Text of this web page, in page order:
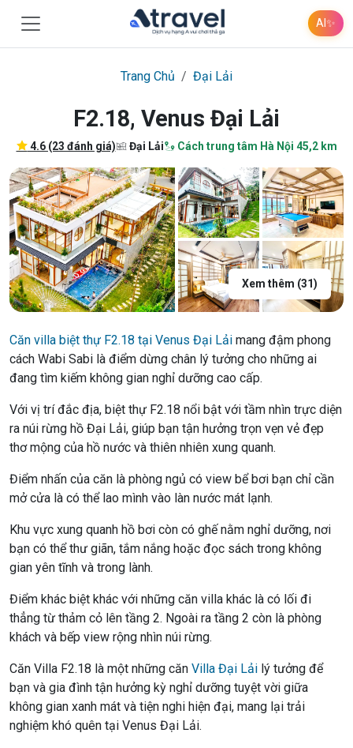
AI✨
Trang Chủ Đại Lải
F2.18, Venus Đại Lải
4.6 (23 đánh giá) Đại Lải Cách trung tâm Hà Nội 45,2 km
Xem thêm (31)
Căn villa biệt thự F2.18 tại Venus Đại Lải mang đậm phong
cách Wabi Sabi là điểm dừng chân lý tưởng cho những ai
đang tìm kiếm không gian nghỉ dưỡng cao cấp.
Với vị trí đắc địa, biệt thự F2.18 nổi bật với tầm nhìn trực diện
ra núi rừng hồ Đại Lải, giúp bạn tận hưởng trọn vẹn vẻ đẹp
thơ mộng của hồ nước và thiên nhiên xung quanh.
Điểm nhấn của căn là phòng ngủ có view bể bơi bạn chỉ cần
mở cửa là có thể lao mình vào làn nước mát lạnh.
Khu vực xung quanh hồ bơi còn có ghế nằm nghỉ dưỡng, nơi
bạn có thể thư giãn, tắm nắng hoặc đọc sách trong không
gian yên tĩnh và trong lành.
Điểm khác biệt khác với những căn villa khác là có lối đi
thẳng từ thảm cỏ lên tầng 2. Ngoài ra tầng 2 còn là phòng
khách và bếp view rộng nhìn núi rừng.
Căn Villa F2.18 là một những căn Villa Đại Lải lý tưởng để
bạn và gia đình tận hưởng kỳ nghỉ dưỡng tuyệt vời giữa
không gian xanh mát và tiện nghi hiện đại, mang lại trải
nghiệm khó quên tại Venus Đại Lải.